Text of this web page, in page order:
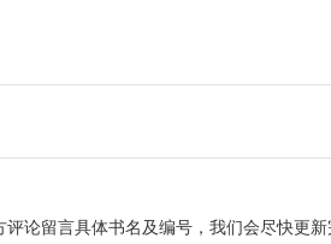
论留言具体书名及编号，我们会尽快更新